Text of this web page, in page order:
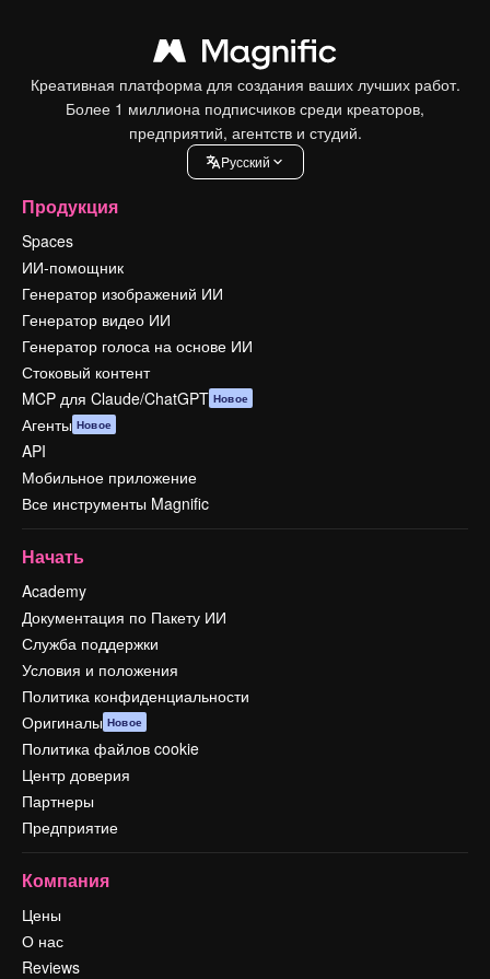
Креативная платформа для создания ваших лучших работ.
Более 1 миллиона подписчиков среди креаторов,
предприятий, агентств и студий.
Pусский
Продукция
Spaces
ИИ-помощник
Генератор изображений ИИ
Генератор видео ИИ
Генератор голоса на основе ИИ
Стоковый контент
MCP для Claude/ChatGPT Новое
Агенты Новое
API
Мобильное приложение
Все инструменты Magnific
Начать
Academy
Документация по Пакету ИИ
Служба поддержки
Условия и положения
Политика конфиденциальности
Оригиналы Новое
Политика файлов cookie
Центр доверия
Партнеры
Предприятие
Компания
Цены
О нас
Reviews